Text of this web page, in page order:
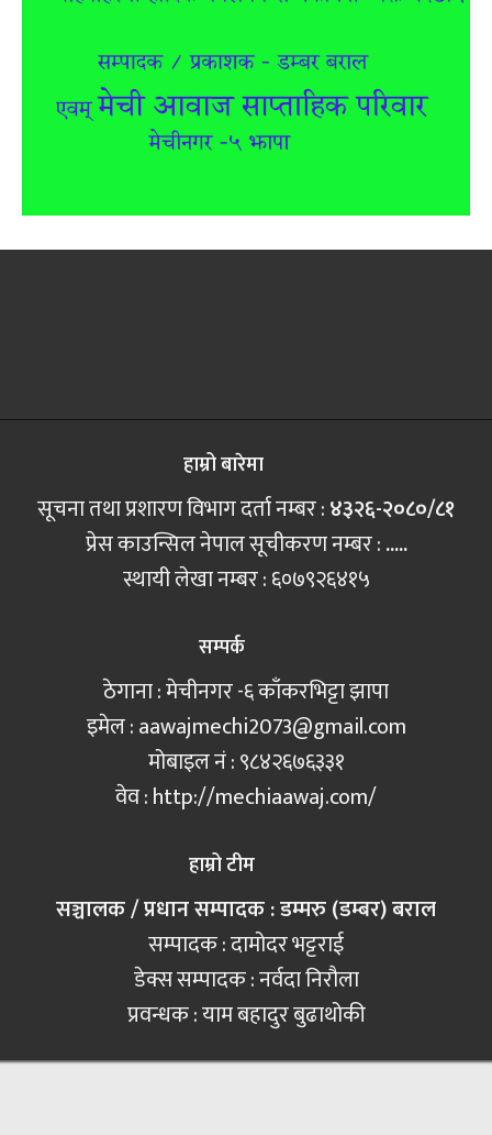
हाम्रो बारेमा
सूचना तथा प्रशारण विभाग दर्ता नम्बर :४३२६-२०८०/८१
प्रेस काउन्सिल नेपाल सूचीकरण नम्बर :.....
स्थायी लेखा नम्बर : ६०७९२६४१५
सम्पर्क
ठेगाना : मेचीनगर -६ काँकरभिट्टा झापा
इमेल :aawajmechi2073@gmail.com
मोबाइल नं‍ : ९८४२६७६३३१
वेव : http://mechiaawaj.com/
हाम्रो टीम
सञ्चालक / प्रधान सम्पादक : डम्मरु (डम्बर) बराल
सम्पादक : दामोदर भट्टराई
डेक्स सम्पादक : नर्वदा निरौला
प्रवन्धक : याम बहादुर बुढाथोकी